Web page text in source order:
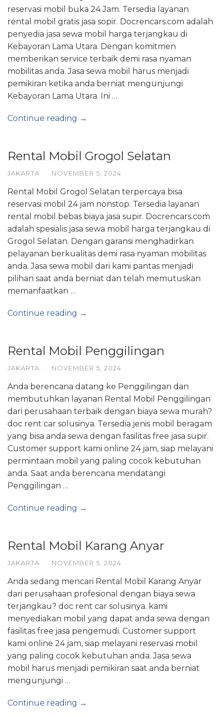
reservasi mobil buka 24 Jam. Tersedia layanan
rental mobil gratis jasa sopir. Docrencars.com adalah
penyedia jasa sewa mobil harga terjangkau di
Kebayoran Lama Utara. Dengan komitmen
memberikan service terbaik demi rasa nyaman
mobilitas anda. Jasa sewa mobil harus menjadi
pemikiran ketika anda berniat mengunjungi
Kebayoran Lama Utara. Ini …
Continue reading →
Rental Mobil Grogol Selatan
JAKARTA · NOVEMBER 5, 2024
Rental Mobil Grogol Selatan terpercaya bisa
reservasi mobil 24 jam nonstop. Tersedia layanan
rental mobil bebas biaya jasa supir. Docrencars.com
adalah spesialis jasa sewa mobil harga terjangkau di
Grogol Selatan. Dengan garansi menghadirkan
pelayanan berkualitas demi rasa nyaman mobilitas
anda. Jasa sewa mobil dari kami pantas menjadi
pilihan saat anda berniat dan telah memutuskan
memanfaatkan …
Continue reading →
Rental Mobil Penggilingan
JAKARTA · NOVEMBER 5, 2024
Anda berencana datang ke Penggilingan dan
membutuhkan layanan Rental Mobil Penggilingan
dari perusahaan terbaik dengan biaya sewa murah?
doc rent car solusinya. Tersedia jenis mobil beragam
yang bisa anda sewa dengan fasilitas free jasa supir.
Customer support kami online 24 jam, siap melayani
permintaan mobil yang paling cocok kebutuhan
anda. Saat anda berencana mendatangi
Penggilingan …
Continue reading →
Rental Mobil Karang Anyar
JAKARTA · NOVEMBER 5, 2024
Anda sedang mencari Rental Mobil Karang Anyar
dari perusahaan profesional dengan biaya sewa
terjangkau? doc rent car solusinya. kami
menyediakan mobil yang dapat anda sewa dengan
fasilitas free jasa pengemudi. Customer support
kami online 24 jam, siap melayani reservasi mobil
yang paling cocok kebutuhan anda. Jasa sewa
mobil harus menjadi pemikiran saat anda berniat
mengunjungi …
Continue reading →